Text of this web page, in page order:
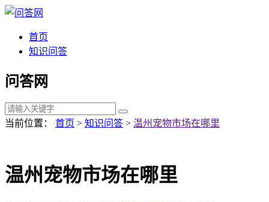
首页
知识问答
问答网
当前位置： 首页 > 知识问答 > 温州宠物市场在哪里
温州宠物市场在哪里